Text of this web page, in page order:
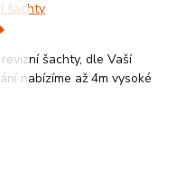
šachty
šachty, dle Vaší
nabízíme až 4m vysoké